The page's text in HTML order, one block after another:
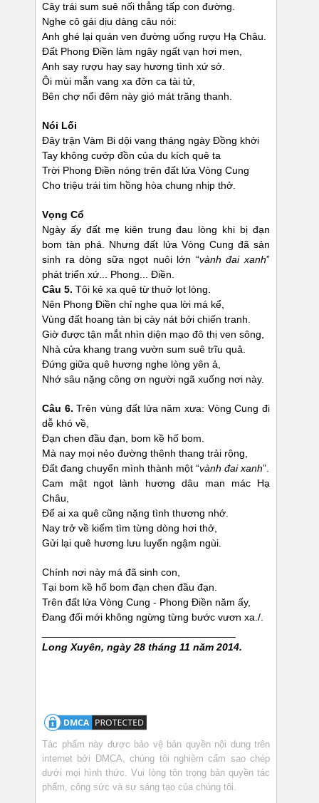
Cây trái sum suê nối thẳng tấp con đường.
Nghe cô gái dịu dàng câu nói:
Anh ghé lại quán ven đường uống rượu Hạ Châu.
Đất Phong Điền làm ngây ngất vạn hơi men,
Anh say rượu hay say hương tình xứ sở.
Ôi mùi mẫn vang xa đờn ca tài tử,
Bên chợ nổi đêm này gió mát trăng thanh.
Nói Lối
Đây trận Vàm Bi dội vang tháng ngày Đồng khởi
Tay không cướp đồn của du kích quê ta
Trời Phong Điền nóng trên đất lửa Vòng Cung
Cho triệu trái tim hồng hòa chung nhịp thở.
Vọng Cổ
Ngày ấy đất mẹ kiên trung đau lòng khi bị đạn
bom tàn phá. Nhưng đất lửa Vòng Cung đã sản
sinh ra dòng sữa ngọt nuôi lớn “vành đai xanh”
phát triển xứ... Phong... Điền.
Câu 5. Tôi kẻ xa quê từ thuở lọt lòng.
Nên Phong Điền chỉ nghe qua lời má kể,
Vùng đất hoang tàn bị cày nát bởi chiến tranh.
Giờ được tận mắt nhìn diện mạo đô thị ven sông,
Nhà cửa khang trang vườn sum suê trĩu quả.
Đứng giữa quê hương nghe lòng yên ả,
Nhớ sâu nặng công ơn người ngã xuống nơi này.
Câu 6. Trên vùng đất lửa năm xưa: Vòng Cung đi
dễ khó về,
Đạn chen đầu đạn, bom kề hố bom.
Mà nay mọi nẻo đường thênh thang trải rộng,
Đất đang chuyển mình thành một “vành đai xanh”.
Cam mật ngọt lành hương dâu man mác Hạ
Châu,
Để ai xa quê cũng nặng tình thương nhớ.
Nay trở về kiếm tìm từng dòng hơi thở,
Gửi lại quê hương lưu luyến ngậm ngùi.
Chính nơi này má đã sinh con,
Tại bom kề hố bom đạn chen đầu đạn.
Trên đất lửa Vòng Cung - Phong Điền năm ấy,
Đang đổi mới không ngừng từng bước vươn xa./.
Long Xuyên, ngày 28 tháng 11 năm 2014.
Tác phẩm này được bảo vệ bản quyền nội dung trên
internet bởi DMCA, chúng tôi nghiêm cấm sao chép
dưới mọi hình thức. Vui lòng tôn trọng bản quyền tác
phẩm, công sức và sự sáng tạo của chúng tôi.